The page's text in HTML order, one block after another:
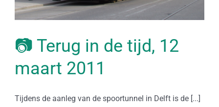
📷 Terug in de tijd, 12
maart 2011
Tijdens de aanleg van de spoortunnel in Delft is de [...]